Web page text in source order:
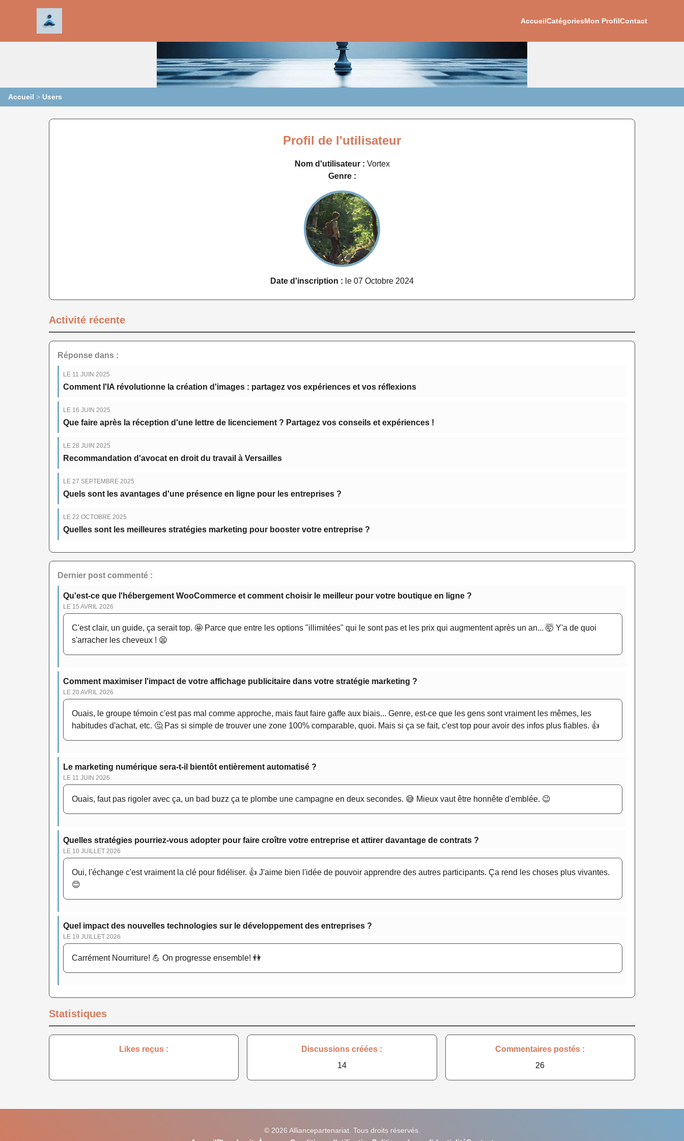
AccueilCatégoriesMon ProfilContact
Accueil > Users
Profil de l'utilisateur
Nom d'utilisateur : Vortex
Genre :
Date d'inscription : le 07 Octobre 2024
Activité récente
Réponse dans :
LE 11 JUIN 2025
Comment l'IA révolutionne la création d'images : partagez vos expériences et vos réflexions
LE 16 JUIN 2025
Que faire après la réception d'une lettre de licenciement ? Partagez vos conseils et expériences !
LE 28 JUIN 2025
Recommandation d'avocat en droit du travail à Versailles
LE 27 SEPTEMBRE 2025
Quels sont les avantages d'une présence en ligne pour les entreprises ?
LE 22 OCTOBRE 2025
Quelles sont les meilleures stratégies marketing pour booster votre entreprise ?
Dernier post commenté :
Qu'est-ce que l'hébergement WooCommerce et comment choisir le meilleur pour votre boutique en ligne ?
LE 15 AVRIL 2026
C'est clair, un guide, ça serait top. 🤩 Parce que entre les options "illimitées" qui le sont pas et les prix qui augmentent après un an... 🤯 Y'a de quoi
s'arracher les cheveux ! 😫
Comment maximiser l'impact de votre affichage publicitaire dans votre stratégie marketing ?
LE 20 AVRIL 2026
Ouais, le groupe témoin c'est pas mal comme approche, mais faut faire gaffe aux biais... Genre, est-ce que les gens sont vraiment les mêmes, les
habitudes d'achat, etc. 🤔 Pas si simple de trouver une zone 100% comparable, quoi. Mais si ça se fait, c'est top pour avoir des infos plus fiables. 👍
Le marketing numérique sera-t-il bientôt entièrement automatisé ?
LE 11 JUIN 2026
Ouais, faut pas rigoler avec ça, un bad buzz ça te plombe une campagne en deux secondes. 😅 Mieux vaut être honnête d'emblée. 😉
Quelles stratégies pourriez-vous adopter pour faire croître votre entreprise et attirer davantage de contrats ?
LE 10 JUILLET 2026
Oui, l'échange c'est vraiment la clé pour fidéliser. 👍 J'aime bien l'idée de pouvoir apprendre des autres participants. Ça rend les choses plus vivantes.
😊
Quel impact des nouvelles technologies sur le développement des entreprises ?
LE 19 JUILLET 2026
Carrément Nourriture! 💪 On progresse ensemble! 👫
Statistiques
Likes reçus :
Discussions créées :
14
Commentaires postés :
26
© 2026 Alliancepartenariat. Tous droits réservés.